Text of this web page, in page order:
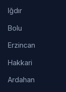
Iğdır
Bolu
Erzincan
Hakkari
Ardahan